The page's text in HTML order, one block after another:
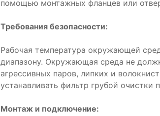
помощью монтажных фланцев или
Требования безопасности:
Рабочая температура окружающей
диапазону. Окружающая среда не
агрессивных паров, липких и
устанавливать фильтр грубой очистки
Монтаж и подключение: